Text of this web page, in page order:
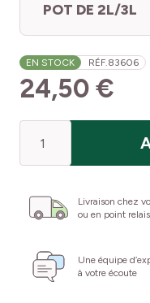
POT DE 2L/3L
EN STOCK RÉF.83606
24,50 €
Livraison chez
ou en point relais
Une équipe
à votre écoute